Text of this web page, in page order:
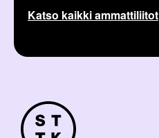
Katso kaikki ammattiliitot